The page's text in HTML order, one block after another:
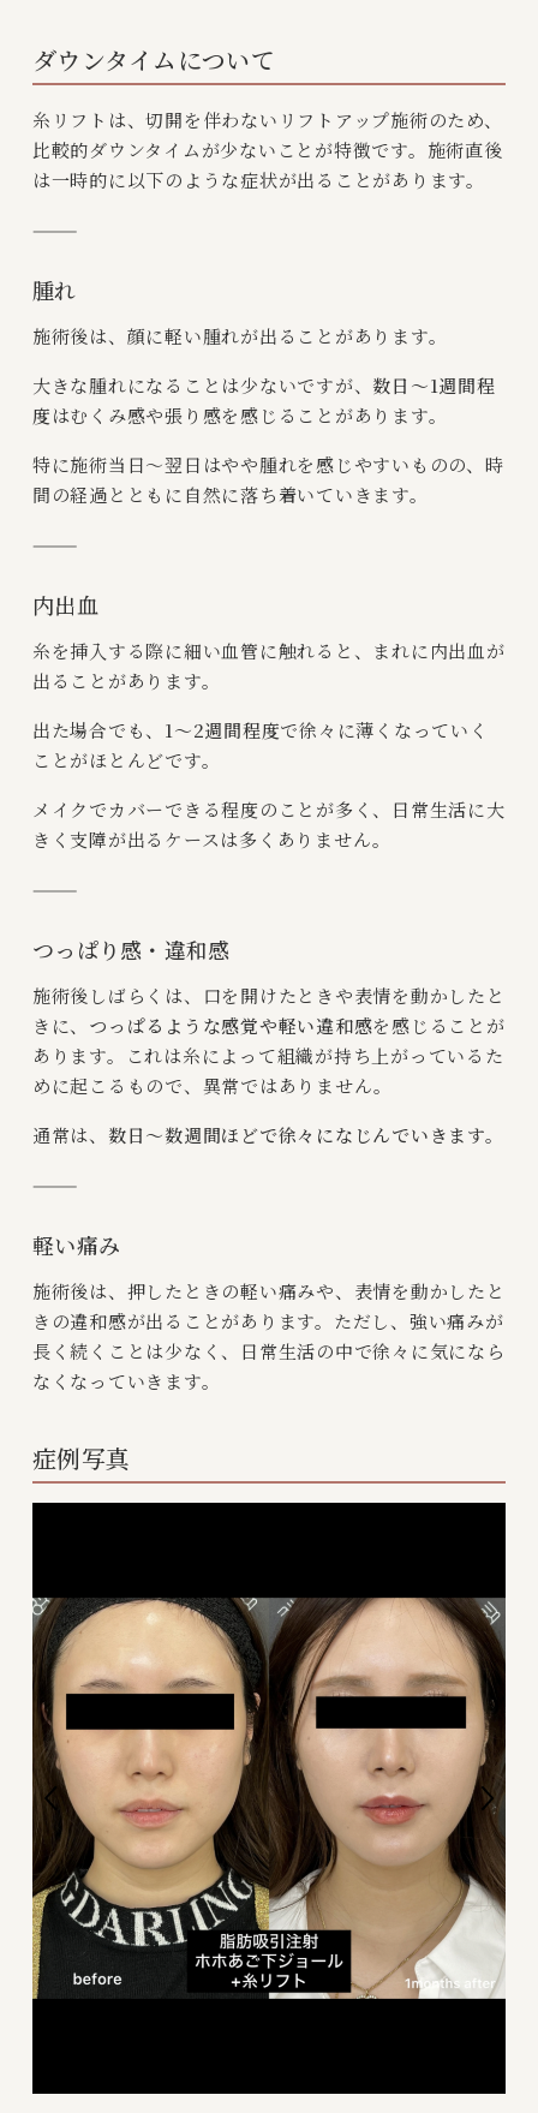
ダウンタイムについて
糸リフトは、切開を伴わないリフトアップ施術のため、
比較的ダウンタイムが少ないことが特徴です。施術直後
は一時的に以下のような症状が出ることがあります。
⸻
腫れ
施術後は、顔に軽い腫れが出ることがあります。
大きな腫れになることは少ないですが、 数日〜1週間程
度はむくみ感や張り感を感じることがあります。
特に施術当日〜翌日はやや腫れを感じやすいものの、時
間の経過とともに自然に落ち着いていきます。
⸻
内出血
糸を挿入する際に細い血管に触れると、まれに内出血が
出ることがあります。
出た場合でも、 1〜2週間程度で徐々に薄くなっていく
ことがほとんどです。
メイクでカバーできる程度のことが多く、日常生活に大
きく支障が出るケースは多くありません。
⸻
つっぱり感・違和感
施術後しばらくは、口を開けたときや表情を動かしたと
きに、 つっぱるような感覚や軽い違和感を感じることが
あります。これは糸によって組織が持ち上がっているた
めに起こるもので、異常ではありません。
通常は、 数日〜数週間ほどで徐々になじんでいきます。
⸻
軽い痛み
施術後は、押したときの軽い痛みや、表情を動かしたと
きの違和感が出ることがあります。ただし、強い痛みが
長く続くことは少なく、日常生活の中で徐々に気になら
なくなっていきます。
症例写真